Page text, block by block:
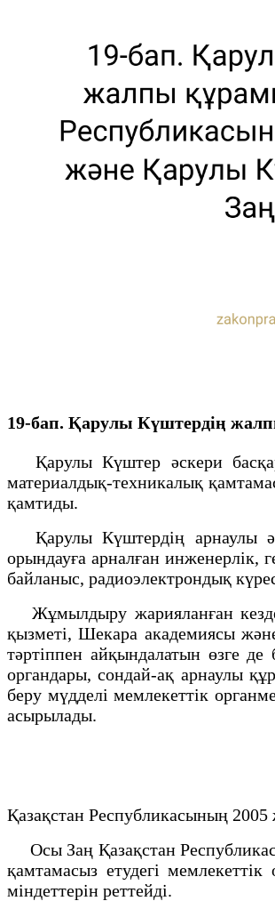
19-бап. Қарулы Күштердiң
Қарулы Күштер əскери
материалдық-техникалық
қамтиды.
Қарулы Күштердің арнаулы
орындауға арналған инженерлік,
байланыс, радиоэлектрондық
Жұмылдыру жарияланған кезде
қызметі, Шекара академиясы
тәртіппен айқындалатын өзге
органдары, сондай-ақ арнаулы
беру мүдделі мемлекеттік
асырылады.
Қазақстан Республикасының
Осы Заң Қазақстан
қамтамасыз етудегі
мiндеттерін реттейдi.